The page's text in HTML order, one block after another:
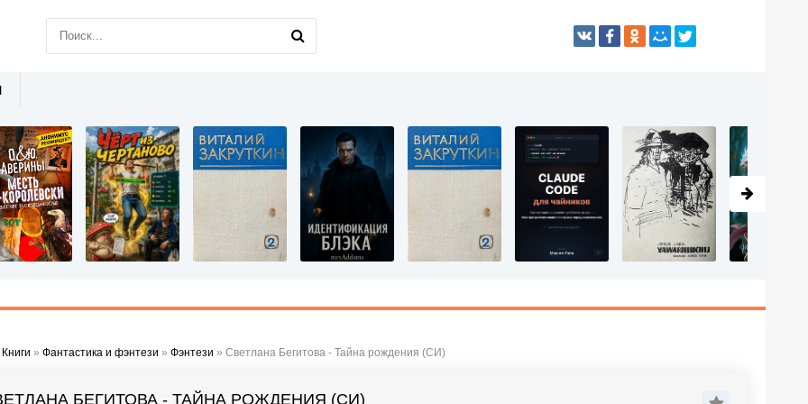
Книги » Фантастика и фэнтези » Фэнтези » Светлана Бегитова - Тайна рождения (СИ)
БЕГИТОВА - ТАЙНА РОЖДЕНИЯ (СИ)